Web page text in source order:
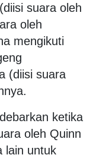
suara oleh
oleh
mengikuti
(diisi suara
ketika
oleh Quinn
lain untuk